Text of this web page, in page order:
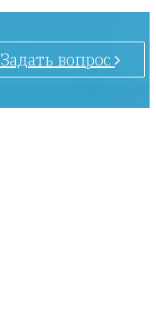
Задать вопрос